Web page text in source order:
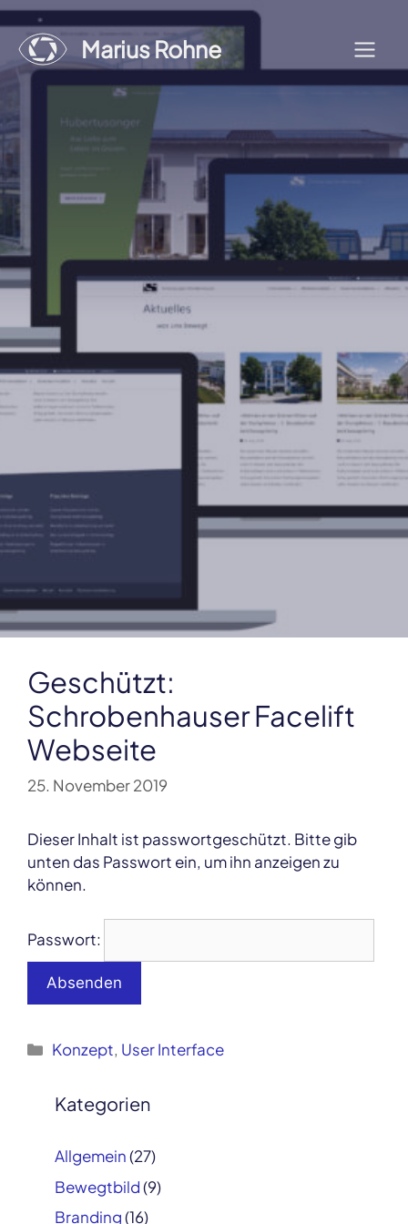
Zum
Inhalt
springen
Marius Rohne Menü
Geschützt:
Schrobenhauser Facelift
Webseite
25. November 2019
Dieser Inhalt ist passwortgeschützt. Bitte gib
unten das Passwort ein, um ihn anzeigen zu
können.
Passwort:
Kategorien
Konzept, User Interface
navigation
Kategorien
Allgemein(27)
Bewegtbild(9)
Branding(16)